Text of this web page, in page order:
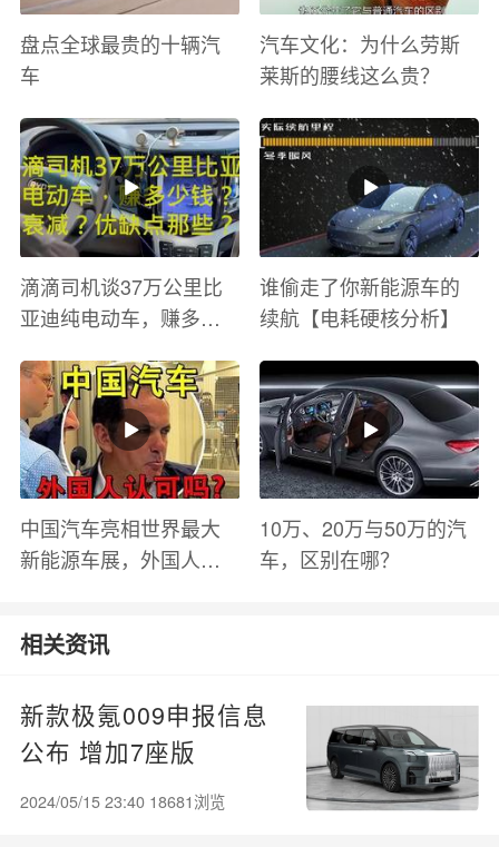
盘点全球最贵的十辆汽
车
汽车文化：为什么劳斯
莱斯的腰线这么贵？
滴滴司机谈37万公里比
亚迪纯电动车，赚多少
有哪些？
谁偷走了你新能源车的
续航【电耗硬核分析】
中国汽车亮相世界最大
新能源车展，外国人怎
10万、20万与50万的汽
车，区别在哪？
相关资讯
新款极氪009申报信息
公布 增加7座版
2024/05/15 23:40 18681浏览